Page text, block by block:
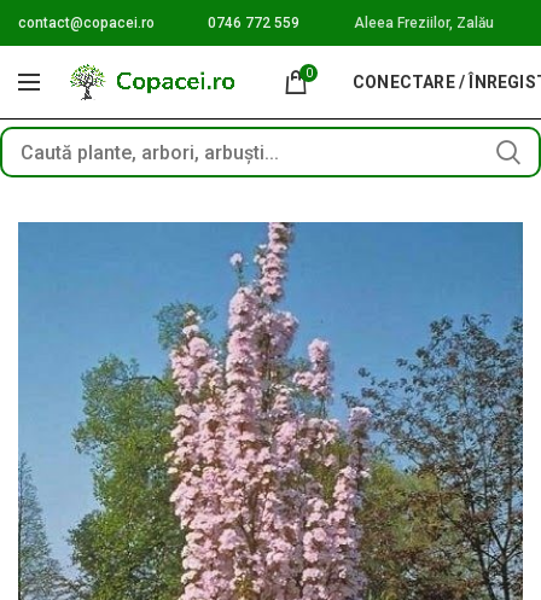
contact@copacei.ro 0746 772 559 Aleea Freziilor, Zalău
0 CONECTARE /